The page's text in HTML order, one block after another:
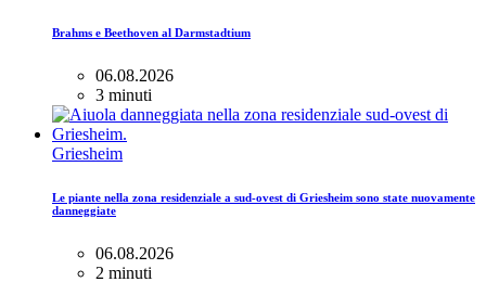
Brahms e Beethoven al Darmstadtium
06.08.2026
3 minuti
Griesheim
Le piante nella zona residenziale a sud-ovest di Griesheim sono state nuovamente
danneggiate
06.08.2026
2 minuti